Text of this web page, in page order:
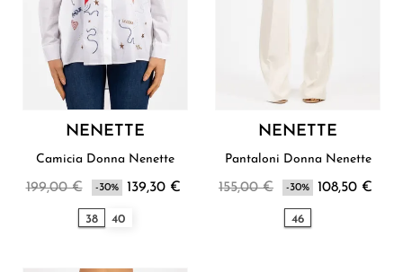
NENETTE
Camicia Donna Nenette
199,00 € -30% 139,30 €
38 40
NENETTE
Pantaloni Donna Nenette
155,00 € -30% 108,50 €
46